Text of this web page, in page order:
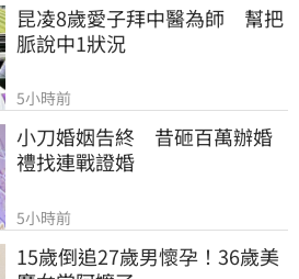
昆凌8歲愛子拜中醫為師　幫把
脈說中1狀況
5小時前
小刀婚姻告終　昔砸百萬辦婚
禮找連戰證婚
5小時前
15歲倒追27歲男懷孕！36歲美